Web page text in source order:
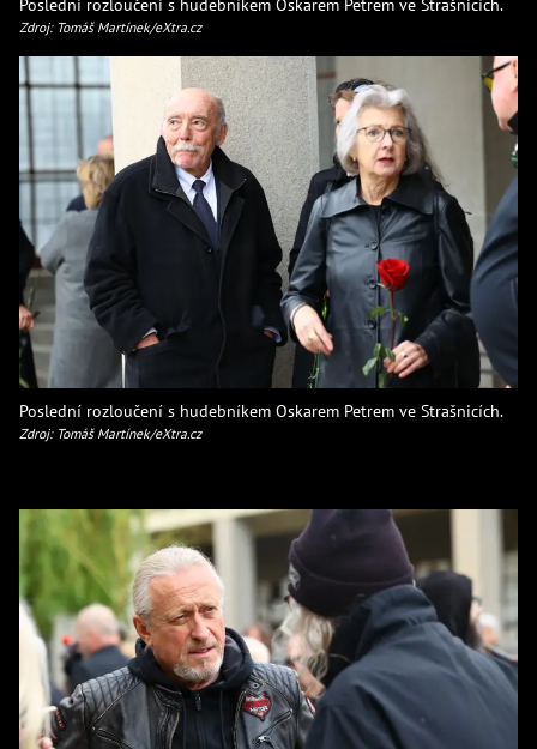
Zdroj: Tomáš Martínek/eXtra.cz
Poslední rozloučení s hudebníkem Oskarem Petrem ve Strašnicích.
Zdroj: Tomáš Martínek/eXtra.cz